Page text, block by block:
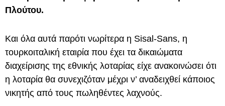
Πλούτου.
Και όλα αυτά παρότι νωρίτερα η Sisal-Sans, η
τουρκοιταλική εταιρία που έχει τα δικαιώματα
διαχείρισης της εθνικής λοταρίας είχε ανακοινώσει ότι
η λοταρία θα συνεχιζόταν μέχρι ν’ αναδειχθεί κάποιος
νικητής από τους πωληθέντες λαχνούς.